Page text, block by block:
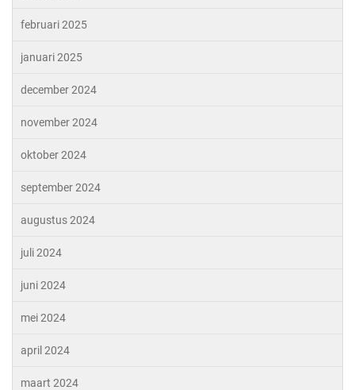
februari 2025
januari 2025
december 2024
november 2024
oktober 2024
september 2024
augustus 2024
juli 2024
juni 2024
mei 2024
april 2024
maart 2024